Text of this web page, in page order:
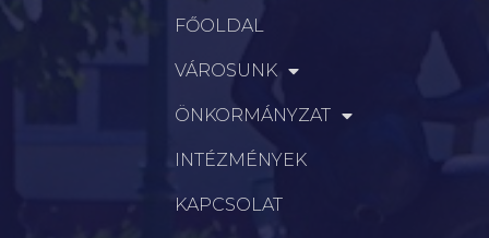
FŐOLDAL
VÁROSUNK
ÖNKORMÁNYZAT
INTÉZMÉNYEK
KAPCSOLAT